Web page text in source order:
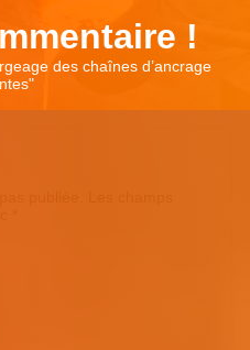
!
des chaînes d’ancrage
"